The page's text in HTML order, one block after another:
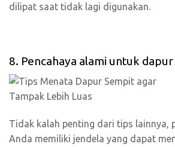
dilipat saat tidak lagi digunakan.
8. Pencahaya alami untuk
Tidak kalah penting dari tips lainnya,
Anda memiliki jendela yang dapat